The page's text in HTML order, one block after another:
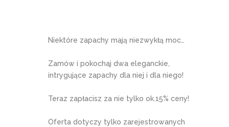
Niektóre zapachy mają niezwykłą moc…
Zamów i pokochaj dwa eleganckie,
intrygujące zapachy dla niej i dla niego!
Teraz zapłacisz za nie tylko ok.15% ceny!
Oferta dotyczy tylko zarejestrowanych